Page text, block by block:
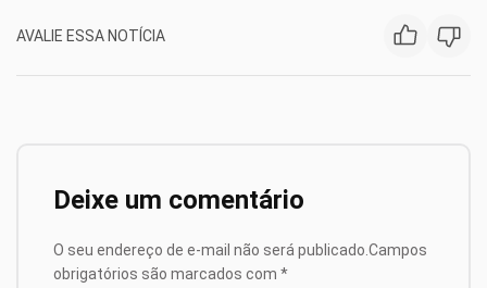
AVALIE ESSA NOTÍCIA
Deixe um comentário
O seu endereço de e-mail não será publicado.Campos
obrigatórios são marcados com *